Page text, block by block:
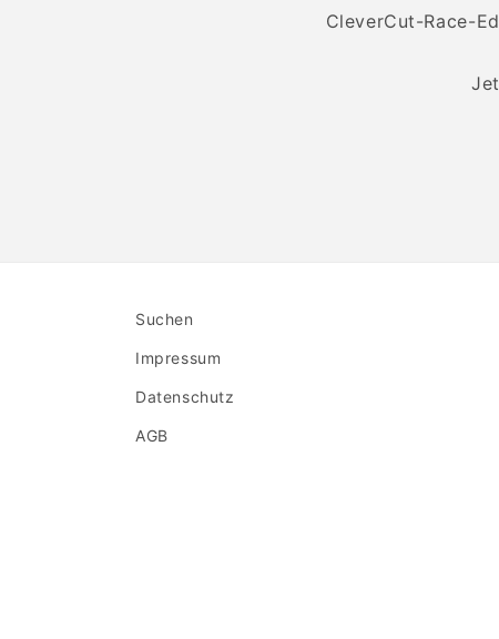
CleverCut-Race-
Suchen
Impressum
Datenschutz
AGB